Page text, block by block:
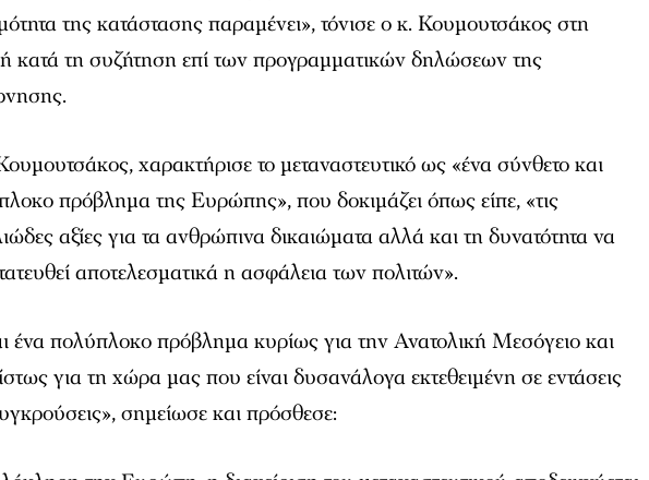
της κατάστασης παραμένει», τόνισε ο κ. Κουμουτσάκος στη
κατά τη συζήτηση επί των προγραμματικών δηλώσεων της
χαρακτήρισε το μεταναστευτικό ως «ένα σύνθετο και
πρόβλημα της Ευρώπης», που δοκιμάζει όπως είπε, «τις
αξίες για τα ανθρώπινα δικαιώματα αλλά και τη δυνατότητα να
αποτελεσματικά η ασφάλεια των πολιτών».
ένα πολύπλοκο πρόβλημα κυρίως για την Ανατολική Μεσόγειο και
για τη χώρα μας που είναι δυσανάλογα εκτεθειμένη σε εντάσεις
σημείωσε και πρόσθεσε: